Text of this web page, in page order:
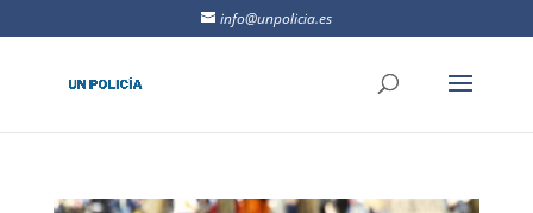
info@unpolicia.es